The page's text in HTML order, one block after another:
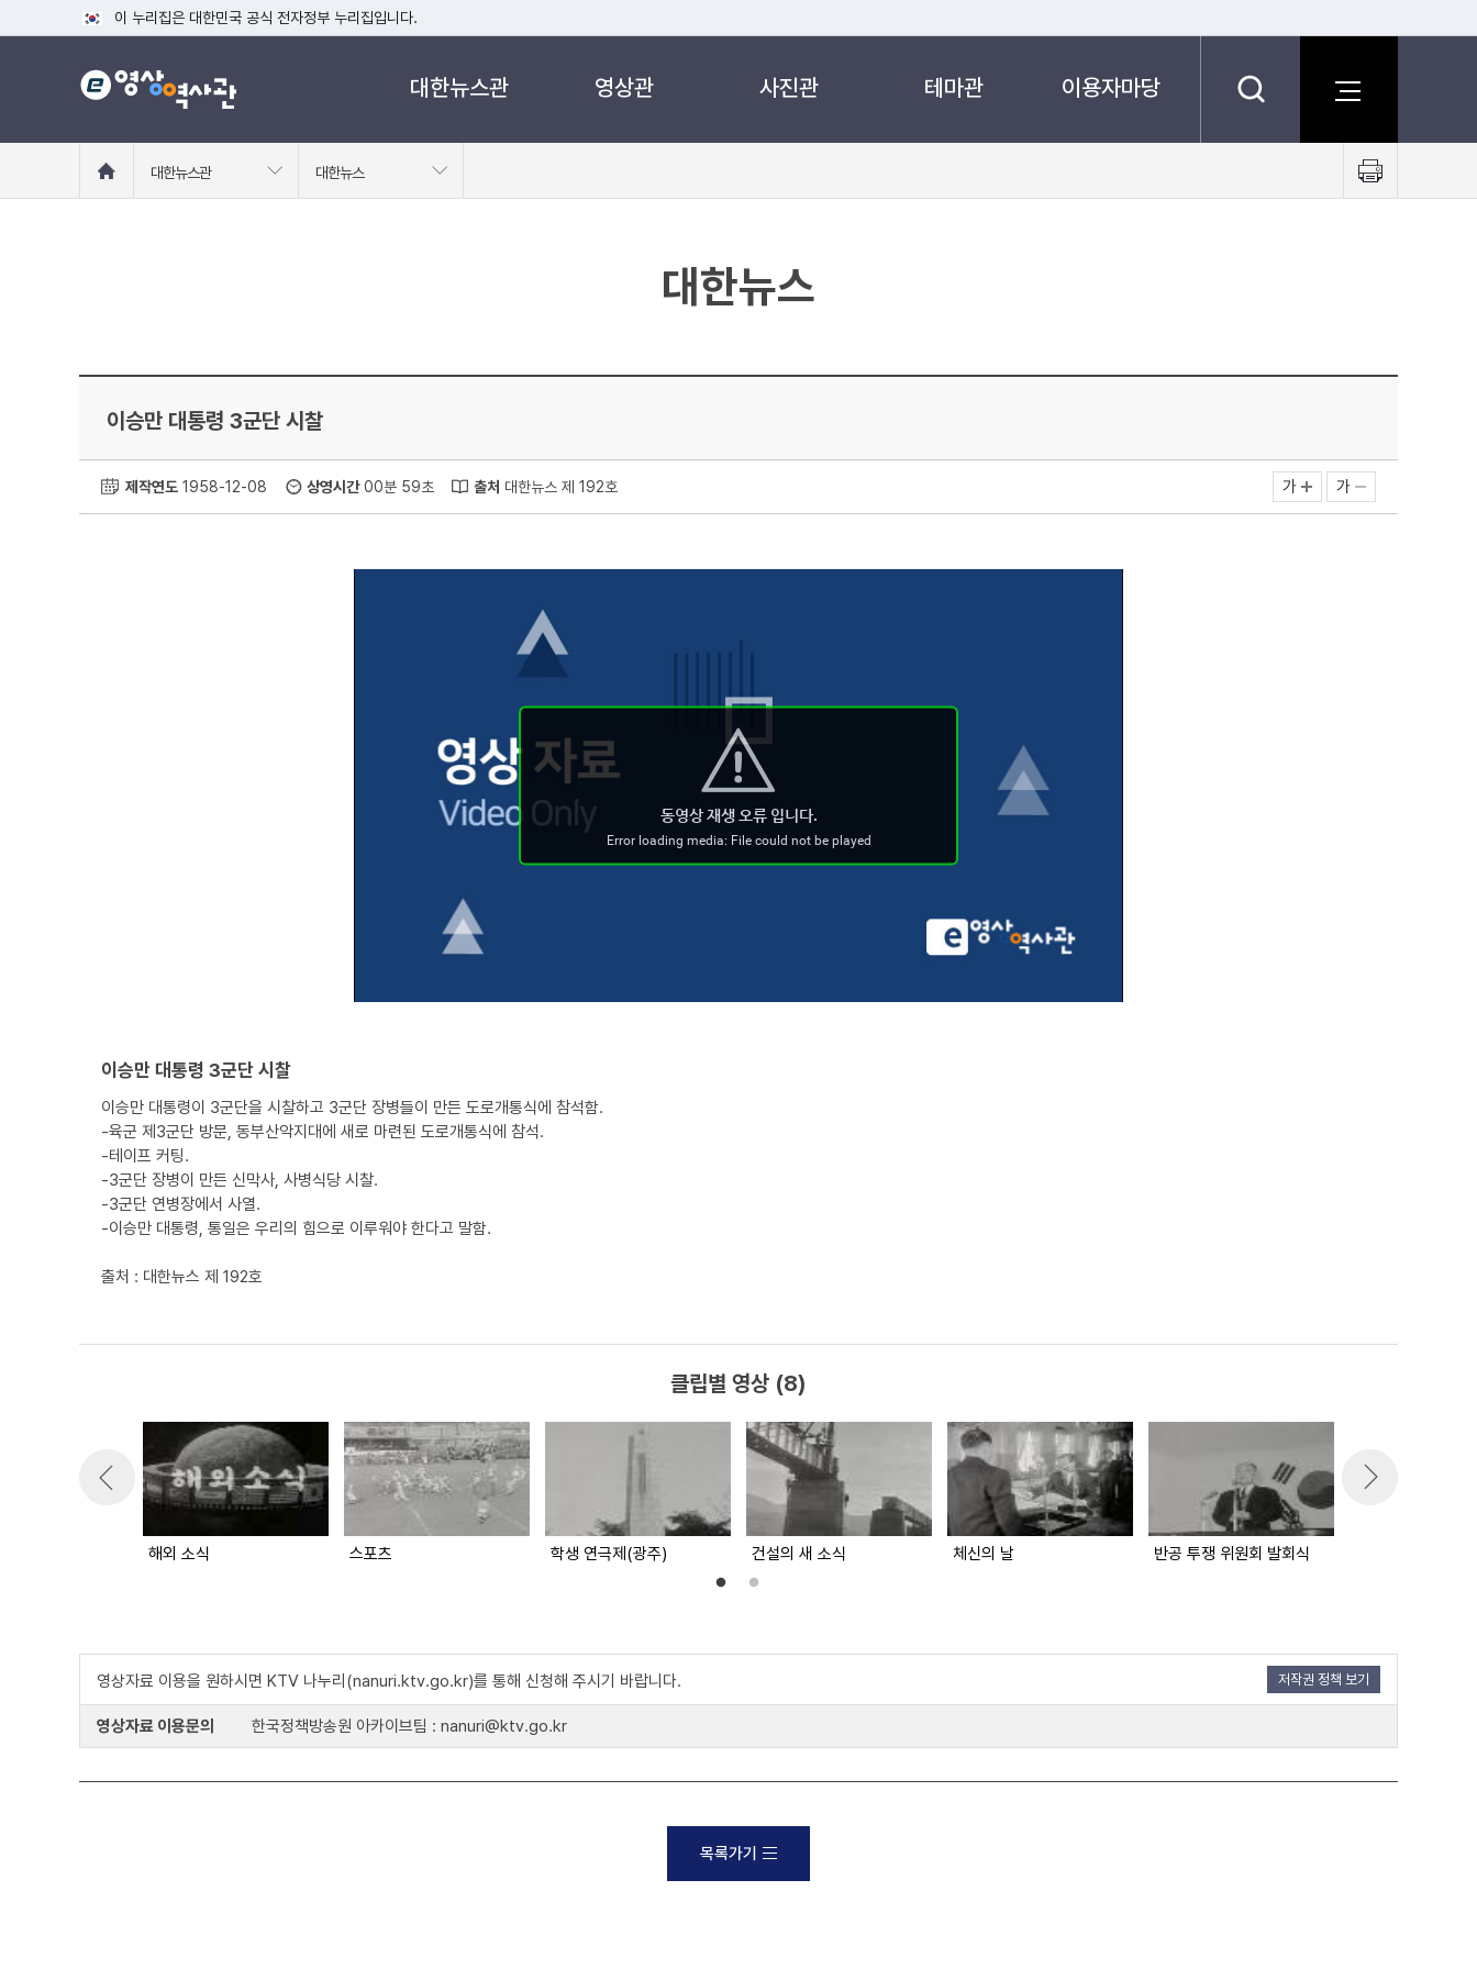
이 누리집은 대한민국 공식 전자정부 누리집입니다.
공식 누리집 주소 확인하기
go.kr 주소를 사용하는 누리집은 대한민국 정부기관이 관리하는 누리집입니다.
대한뉴스관 영상관 사진관 테마관 이용자마당
로
대한뉴스관 대한뉴스
트
대한뉴스
이승만 대통령 3군단 시찰
제작연도 1958-12-08 상영시간00분 59초 출처 대한뉴스 제 192호 가 가
이승만 대통령 3군단 시찰
이승만 대통령이 3군단을 시찰하고 3군단 장병들이 만든 도로개통식에 참석함.
-육군 제3군단 방문, 동부산악지대에 새로 마련된 도로개통식에 참석.
-테이프 커팅.
-3군단 장병이 만든 신막사, 사병식당 시찰.
-3군단 연병장에서 사열.
-이승만 대통령, 통일은 우리의 힘으로 이루워야 한다고 말함.
출처 : 대한뉴스 제 192호
클립별 영상 (8)
해외 소식 스포츠 학생 연극제(광주) 건설의 새 소식 체신의 날 반공 투쟁 위원회 발회식
영상자료 이용을 원하시면 KTV 나누리(nanuri.ktv.go.kr)를 통해 신청해 주시기 바랍니다. 저작권 정책 보기
영상자료 이용문의 한국정책방송원 아카이브팀 : nanuri@ktv.go.kr
목록가기